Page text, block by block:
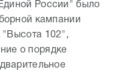
России" было
кампании
"Высота 102",
о порядке